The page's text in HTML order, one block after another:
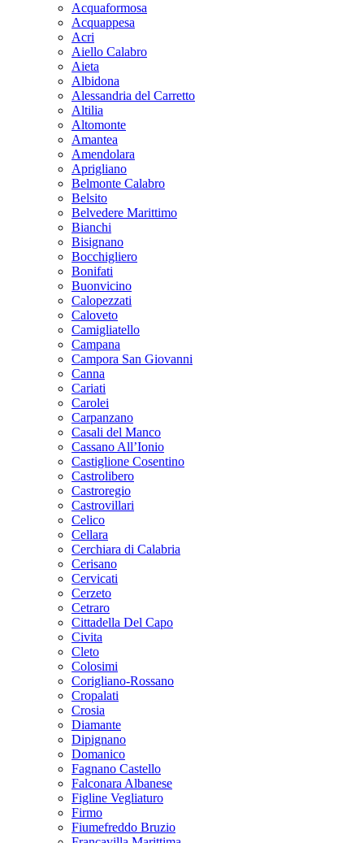
Acquaformosa
Acquappesa
Acri
Aiello Calabro
Aieta
Albidona
Alessandria del Carretto
Altilia
Altomonte
Amantea
Amendolara
Aprigliano
Belmonte Calabro
Belsito
Belvedere Marittimo
Bianchi
Bisignano
Bocchigliero
Bonifati
Buonvicino
Calopezzati
Caloveto
Camigliatello
Campana
Campora San Giovanni
Canna
Cariati
Carolei
Carpanzano
Casali del Manco
Cassano All’Ionio
Castiglione Cosentino
Castrolibero
Castroregio
Castrovillari
Celico
Cellara
Cerchiara di Calabria
Cerisano
Cervicati
Cerzeto
Cetraro
Cittadella Del Capo
Civita
Cleto
Colosimi
Corigliano-Rossano
Cropalati
Crosia
Diamante
Dipignano
Domanico
Fagnano Castello
Falconara Albanese
Figline Vegliaturo
Firmo
Fiumefreddo Bruzio